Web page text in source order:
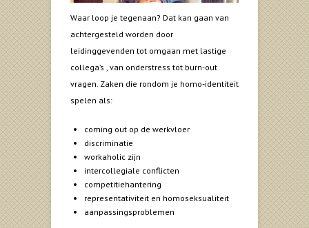
Waar loop je tegenaan? Dat kan gaan van
achtergesteld worden door
leidinggevenden tot omgaan met lastige
collega’s , van onderstress tot burn-out
vragen. Zaken die rondom je homo-identiteit
spelen als:
coming out op de werkvloer
discriminatie
workaholic zijn
intercollegiale conflicten
competitiehantering
representativiteit en homoseksualiteit
aanpassingsproblemen